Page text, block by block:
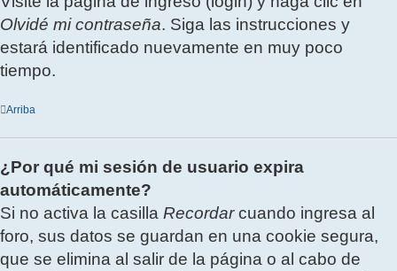
Olvidé mi contraseña. Siga las instrucciones y
estará identificado nuevamente en muy poco
tiempo.
Arriba
¿Por qué mi sesión de usuario expira
automáticamente?
Si no activa la casilla Recordarcuando ingresa al
foro, sus datos se guardan en una cookie segura,
que se elimina al salir de la página o al cabo de